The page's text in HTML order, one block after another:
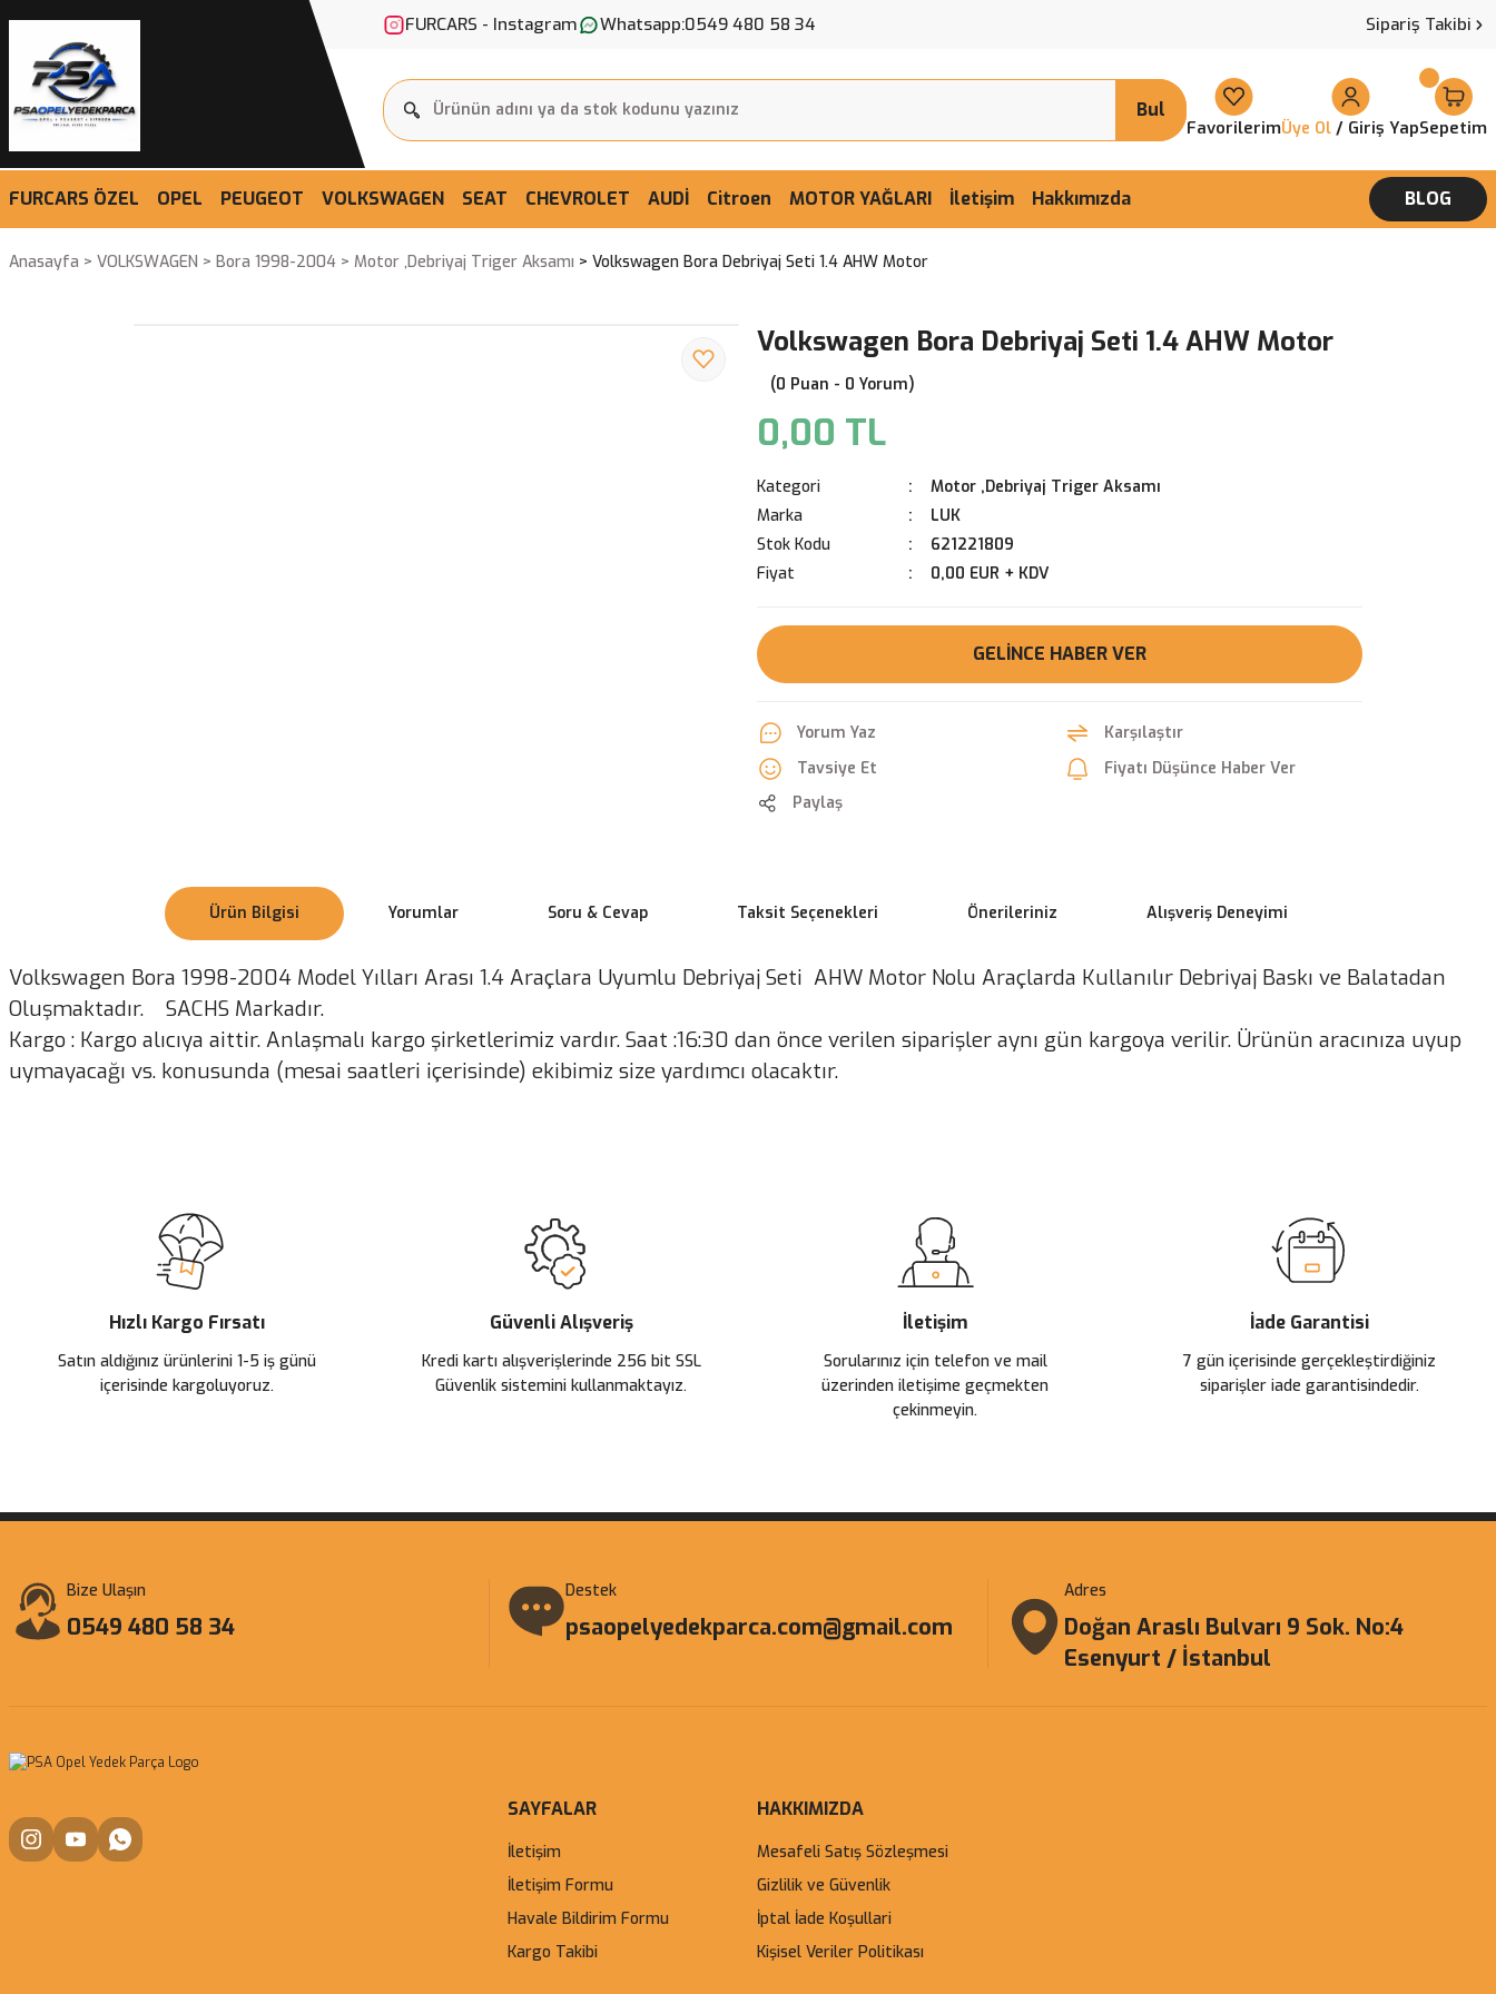
FURCARS - Instagram Whatsapp:0549 480 58 34 Sipariş Takibi
Bul
FavorilerimÜye Ol / Giriş YapSepetim
FURCARS ÖZEL OPEL PEUGEOT VOLKSWAGEN SEAT CHEVROLET AUDİ Citroen MOTOR YAĞLARI İletişim Hakkımızda BLOG
Anasayfa VOLKSWAGEN Bora 1998-2004 Motor ,Debriyaj Triger Aksamı Volkswagen Bora Debriyaj Seti 1.4 AHW Motor
Volkswagen Bora Debriyaj Seti 1.4 AHW Motor
(0 Puan - 0 Yorum)
0,00 TL
Kategori
Motor ,Debriyaj Triger Aksamı
Marka
LUK
Stok Kodu
621221809
Fiyat
0,00 EUR + KDV
GELINCE HABER VER
Yorum Yaz
Karşılaştır
Tavsiye Et
Fiyatı Düşünce Haber Ver
Paylaş
Ürün Bilgisi Yorumlar Soru & Cevap Taksit Seçenekleri Önerileriniz Alışveriş Deneyimi
Volkswagen Bora 1998-2004 Model Yılları Arası 1.4 Araçlara Uyumlu Debriyaj Seti AHW Motor Nolu Araçlarda Kullanılır Debriyaj Baskı ve Balatadan
Oluşmaktadır. SACHS Markadır.
Kargo : Kargo alıcıya aittir. Anlaşmalı kargo şirketlerimiz vardır. Saat :16:30 dan önce verilen siparişler aynı gün kargoya verilir. Ürünün aracınıza uyup
uymayacağı vs. konusunda (mesai saatleri içerisinde) ekibimiz size yardımcı olacaktır.
Ürün açıklamasında eksik bilgiler bulunuyor.
Ürün bilgilerinde hatalar bulunuyor.
Ürün fiyatı diğer sitelerden daha pahalı.
Bu ürüne benzer farklı alternatifler olmalı.
Hızlı Kargo Fırsatı
Satın aldığınız ürünlerini 1-5 iş günü
içerisinde kargoluyoruz.
Güvenli Alışveriş
Kredi kartı alışverişlerinde 256 bit SSL
Güvenlik sistemini kullanmaktayız.
İletişim
Sorularınız için telefon ve mail
üzerinden iletişime geçmekten
çekinmeyin.
İade Garantisi
7 gün içerisinde gerçekleştirdiğiniz
siparişler iade garantisindedir.
Bize Ulaşın
0549 480 58 34
Destek
psaopelyedekparca.com@gmail.com
Adres
Doğan Araslı Bulvarı 9 Sok. No:4
Esenyurt / İstanbul
SAYFALAR
İletişim
İletişim Formu
Havale Bildirim Formu
Kargo Takibi
HAKKIMIZDA
Mesafeli Satış Sözleşmesi
Gizlilik ve Güvenlik
İptal İade Koşullari
Kişisel Veriler Politikası